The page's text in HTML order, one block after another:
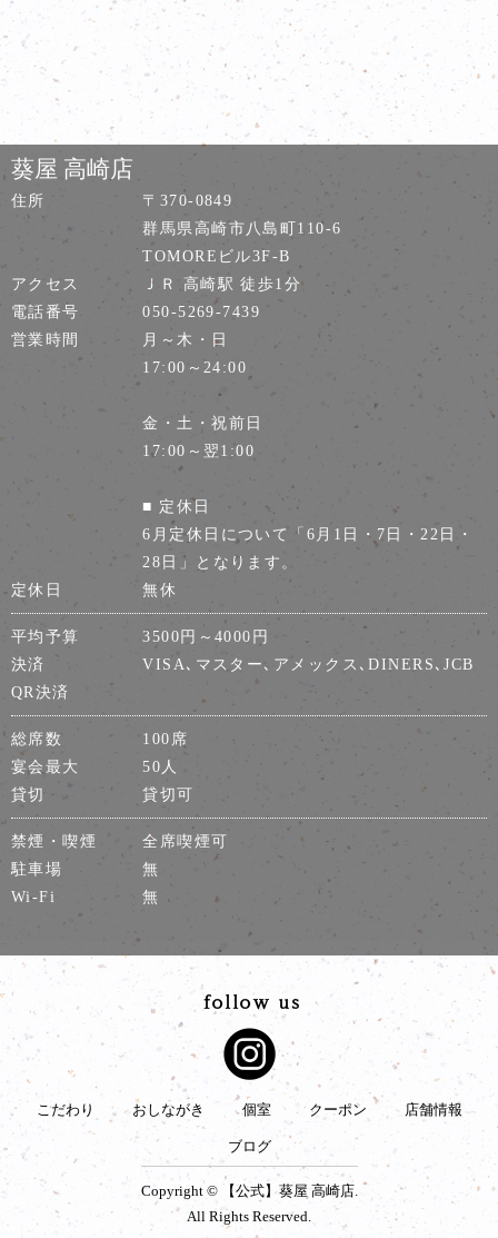
葵屋 高崎店
住所
〒370-0849
群馬県高崎市八島町110-6
TOMOREビル3F-B
アクセス
ＪＲ 高崎駅 徒歩1分
電話番号
050-5269-7439
営業時間
月～木・日
17:00～24:00
金・土・祝前日
17:00～翌1:00
■ 定休日
6月定休日について「6月1日・7日・22日・
28日」となります。
定休日
無休
平均予算
3500円～4000円
決済
VISA､マスター､アメックス､DINERS､JCB
QR決済
総席数
100席
宴会最大
50人
貸切
貸切可
禁煙・喫煙
全席喫煙可
駐車場
無
Wi-Fi
無
こだわり おしながき 個室 クーポン 店舗情報
ブログ
Copyright © 【公式】葵屋 高崎店.
All Rights Reserved.